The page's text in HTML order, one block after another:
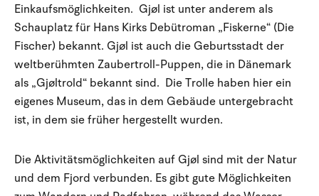
Einkaufsmöglichkeiten. Gjøl ist unter anderem als
Schauplatz für Hans Kirks Debütroman „Fiskerne“ (Die
Fischer) bekannt. Gjøl ist auch die Geburtsstadt der
weltberühmten Zaubertroll-Puppen, die in Dänemark
als „Gjøltrold“ bekannt sind. Die Trolle haben hier ein
eigenes Museum, das in dem Gebäude untergebracht
ist, in dem sie früher hergestellt wurden.
Die Aktivitätsmöglichkeiten auf Gjøl sind mit der Natur
und dem Fjord verbunden. Es gibt gute Möglichkeiten